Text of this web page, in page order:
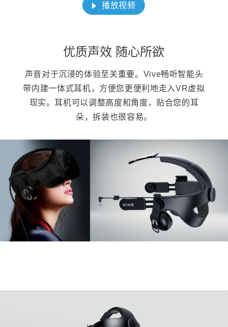
播放视频
优质声效 随心所欲
声音对于沉浸的体验至关重要。Vive畅听智能头
带内建一体式耳机，方便您更便利地走入VR虚拟
现实。耳机可以调整高度和角度，贴合您的耳
朵，拆装也很容易。